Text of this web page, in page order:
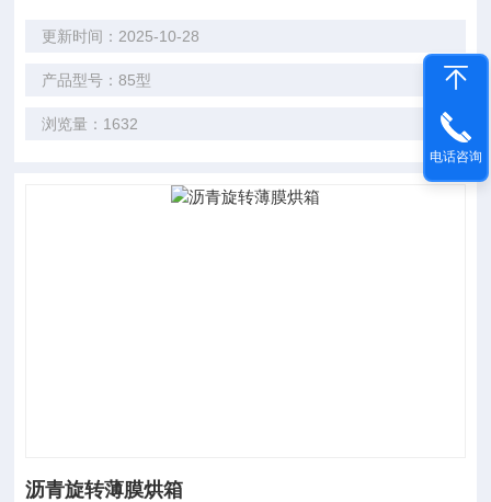
更新时间：2025-10-28
产品型号：85型
浏览量：1632
沥青旋转薄膜烘箱
电话咨询